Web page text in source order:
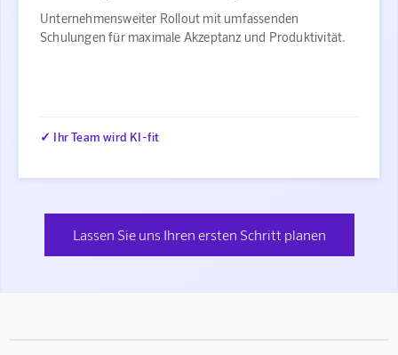
Unternehmensweiter Rollout mit umfassenden
Schulungen für maximale Akzeptanz und Produktivität.
✓ Ihr Team wird KI-fit
Lassen Sie uns Ihren ersten Schritt planen